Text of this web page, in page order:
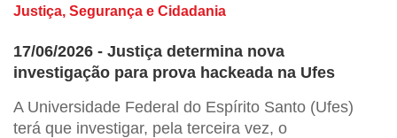
Justiça, Segurança e Cidadania
17/06/2026 - Justiça determina nova
investigação para prova hackeada na Ufes
A Universidade Federal do Espírito Santo (Ufes)
terá que investigar, pela terceira vez, o